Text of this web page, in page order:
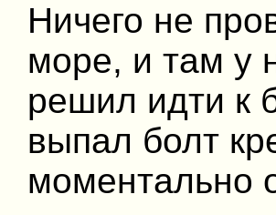
Ничего не
море, и там у
решил идти к
выпал болт
моментально